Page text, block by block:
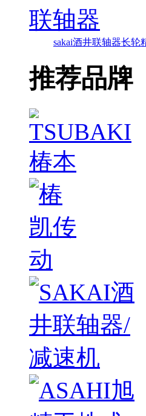
联轴器
sakai酒井联轴器长轮
推荐品牌